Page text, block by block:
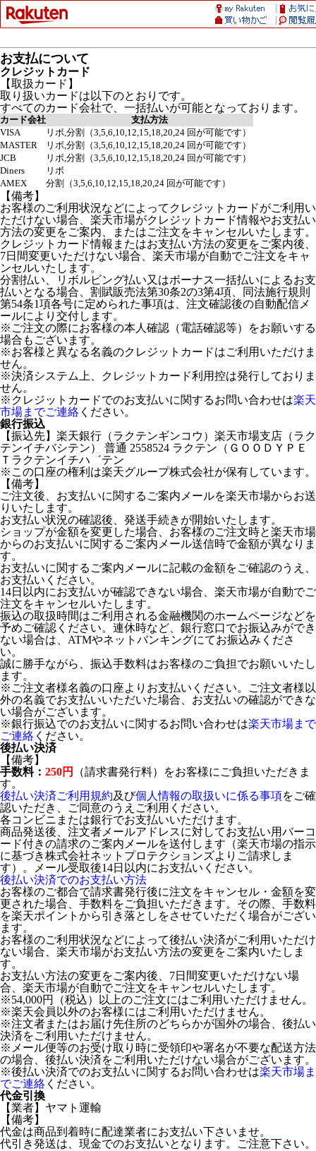
お支払について
クレジットカード
【取扱カード】
取り扱いカードは以下のとおりです。
すべてのカード会社で、一括払いが可能となっております。
カード会社
支払方法
VISA
リボ,分割（3,5,6,10,12,15,18,20,24 回が可能です）
MASTER
リボ,分割（3,5,6,10,12,15,18,20,24 回が可能です）
JCB
リボ,分割（3,5,6,10,12,15,18,20,24 回が可能です）
Diners
リボ
AMEX
分割（3,5,6,10,12,15,18,20,24 回が可能です）
【備考】
お客様のご利用状況などによってクレジットカードがご利用い
ただけない場合、楽天市場がクレジットカード情報やお支払い
方法の変更をご案内、またはご注文をキャンセルいたします。
クレジットカード情報またはお支払い方法の変更をご案内後、
7日間変更いただけない場合、楽天市場が自動でご注文をキャ
ンセルいたします。
分割払い、リボルビング払い又はボーナス一括払いによるお支
払いとなる場合、割賦販売法第30条2の3第4項、同法施行規則
第54条1項各号に定められた事項は、注文確認後の自動配信メ
ールにより交付します。
※ご注文の際にお客様の本人確認（電話確認等）をお願いする
場合もございます。
※お客様と異なる名義のクレジットカードはご利用いただけま
せん。
※決済システム上、クレジットカード利用控は発行しておりま
せん。
※クレジットカードでのお支払いに関するお問い合わせは楽天
市場までご連絡 ください。
銀行振込
【振込先】楽天銀行（ラクテンギンコウ）楽天市場支店（ラク
テンイチバシテン） 普通 2558524 ラクテン（ＧＯＯＤＹＰＥ
Ｔラクテンイチハ゛テン
※この口座の権利は楽天グループ株式会社が保有しています。
【備考】
ご注文後、お支払いに関するご案内メールを楽天市場からお送
りいたします。
お支払い状況の確認後、発送手続きが開始いたします。
ショップが金額を変更した場合、お客様のご注文時と楽天市場
からのお支払いに関するご案内メール送信時で金額が異なりま
す。
お支払いに関するご案内メールに記載の金額をご確認のうえ、
お支払いください。
14日以内にお支払いが確認できない場合、楽天市場が自動でご
注文をキャンセルいたします。
振込の取扱時間はご利用される金融機関のホームページなどを
予めご確認ください。連休時など、銀行窓口でお振込みができ
ない場合は、ATMやネットバンキングにてお振込みくださ
い。
誠に勝手ながら、振込手数料はお客様のご負担でお願いいたし
ます。
※ご注文者様名義の口座よりお支払いください。ご注文者様以
外の名義でお支払いいただいた場合、お支払いの確認ができな
い場合がございます。
※銀行振込でのお支払いに関するお問い合わせは楽天市場まで
ご連絡 ください。
後払い決済
【備考】
手数料： 250円
（請求書発行料）をお客様にご負担いただきま
す。
後払い決済ご利用規約及び個人情報の取扱いに係る事項をご確
認いただき、ご同意のうえご利用ください。
各コンビニまたは銀行でお支払いいただけます。
商品発送後、注文者メールアドレスに対してお支払い用バーコ
ード付きの請求のご案内メールを送付します（楽天市場の指示
に基づき株式会社ネットプロテクションズよりご請求しま
す）。メール受取後14日以内にお支払いください。
後払い決済でのお支払い方法
お客様のご都合で請求書発行後に注文をキャンセル・金額を変
更された場合、手数料をご負担いただきます。その際、手数料
を楽天ポイントから引き落としをさせていただく場合がござい
ます。
お客様のご利用状況などによって後払い決済がご利用いただけ
ない場合、楽天市場がお支払い方法の変更をご案内いたしま
す。
お支払い方法の変更をご案内後、7日間変更いただけない場
合、楽天市場が自動でご注文をキャンセルいたします。
※54,000円（税込）以上のご注文にはご利用いただけません。
※楽天会員以外のお客様にはご利用いただけません。
※注文者またはお届け先住所のどちらかが国外の場合、後払い
決済をご利用いただけません。
※メール便等のお受け取り時に受領印や署名が不要な配送方法
の場合、後払い決済をご利用いただけない場合がございます。
※後払い決済でのお支払いに関するお問い合わせは楽天市場ま
でご連絡 ください。
代金引換
【業者】ヤマト運輸
【備考】
代金は商品到着時に配達業者にお支払い下さいませ。
代引き発送は、現金でのお支払いとなります。ご注意下さい。